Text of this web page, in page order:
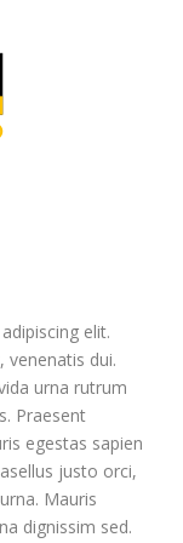
elit.
venenatis dui.
urna rutrum
Praesent
egestas sapien
justo orci,
Mauris
dignissim sed.